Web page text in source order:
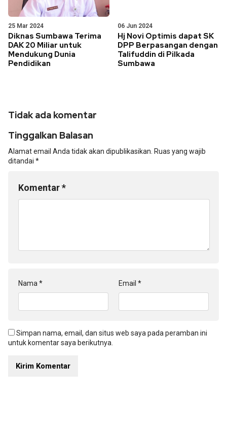
25 Mar 2024
Diknas Sumbawa Terima
DAK 20 Miliar untuk
Mendukung Dunia
Pendidikan
06 Jun 2024
Hj Novi Optimis dapat SK
DPP Berpasangan dengan
Talifuddin di Pilkada
Sumbawa
Tidak ada komentar
Tinggalkan Balasan
Alamat email Anda tidak akan dipublikasikan. Ruas yang wajib
ditandai *
Komentar*
Nama * Email *
Simpan nama, email, dan situs web saya pada peramban ini
untuk komentar saya berikutnya.